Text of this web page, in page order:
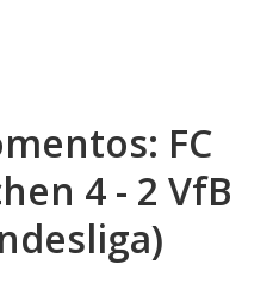
FC
4 - 2 VfB